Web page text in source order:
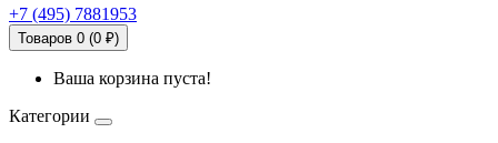
+7 (495) 7881953
Товаров 0 (0 ₽)
Ваша корзина пуста!
Категории